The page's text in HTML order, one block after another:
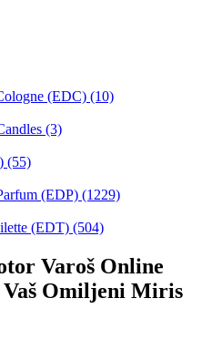
(EDC) (10)
(3)
(55)
(EDP) (1229)
(EDT) (504)
Varoš Online
Omiljeni Miris